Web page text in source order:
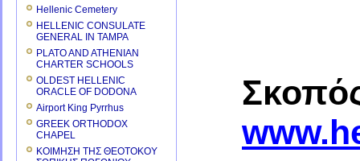
Hellenic Cemetery
HELLENIC CONSULATE
GENERAL IN TAMPA
PLATO AND ATHENIAN
CHARTER SCHOOLS
OLDEST HELLENIC
ORACLE OF DODONA
Airport King Pyrrhus
GREEK ORTHODOX
CHAPEL
ΚΟΙΜΗΣΗ ΤΗΣ ΘΕΟΤΟΚΟΥ